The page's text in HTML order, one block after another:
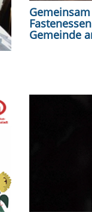
Gemeinde